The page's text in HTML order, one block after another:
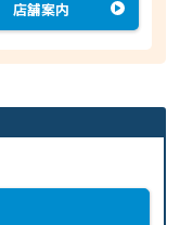
店舗案内